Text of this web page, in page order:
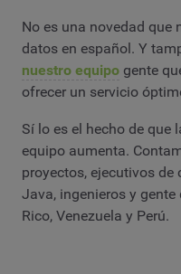
No es una novedad que
datos en español. Y
nuestro equipo gente
ofrecer un servicio
Sí lo es el hecho de que
equipo aumenta.
proyectos, ejecutivos de
Java, ingenieros y gente
Rico, Venezuela y Perú.